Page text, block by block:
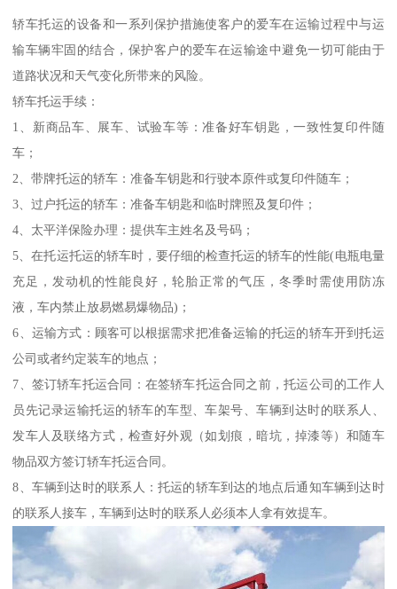
轿车托运的设备和一系列保护措施使客户的爱车在运输过程中与运
输车辆牢固的结合，保护客户的爱车在运输途中避免一切可能由于
道路状况和天气变化所带来的风险。
轿车托运手续：
1、新商品车、展车、试验车等：准备好车钥匙，一致性复印件随
车；
2、带牌托运的轿车：准备车钥匙和行驶本原件或复印件随车；
3、过户托运的轿车：准备车钥匙和临时牌照及复印件；
4、太平洋保险办理：提供车主姓名及号码；
5、在托运托运的轿车时，要仔细的检查托运的轿车的性能(电瓶电量
充足，发动机的性能良好，轮胎正常的气压，冬季时需使用防冻
液，车内禁止放易燃易爆物品)；
6、运输方式：顾客可以根据需求把准备运输的托运的轿车开到托运
公司或者约定装车的地点；
7、签订轿车托运合同：在签轿车托运合同之前，托运公司的工作人
员先记录运输托运的轿车的车型、车架号、车辆到达时的联系人、
发车人及联络方式，检查好外观（如划痕，暗坑，掉漆等）和随车
物品双方签订轿车托运合同。
8、车辆到达时的联系人：托运的轿车到达的地点后通知车辆到达时
的联系人接车，车辆到达时的联系人必须本人拿有效提车。